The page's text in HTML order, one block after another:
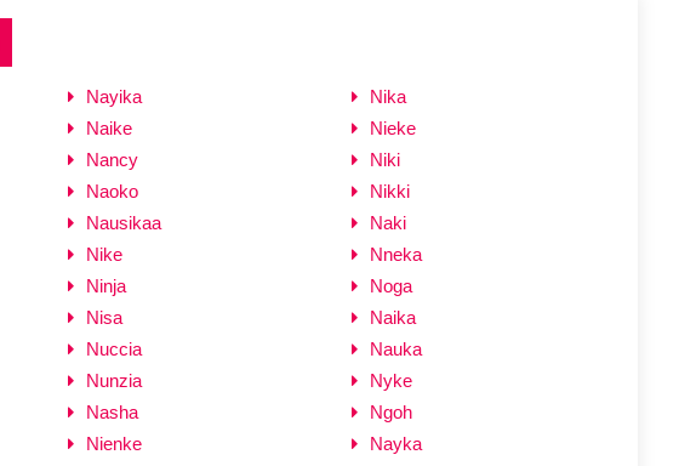
Nayika
Naike
Nancy
Naoko
Nausikaa
Nike
Ninja
Nisa
Nuccia
Nunzia
Nasha
Nienke
Nika
Nieke
Niki
Nikki
Naki
Nneka
Noga
Naika
Nauka
Nyke
Ngoh
Nayka